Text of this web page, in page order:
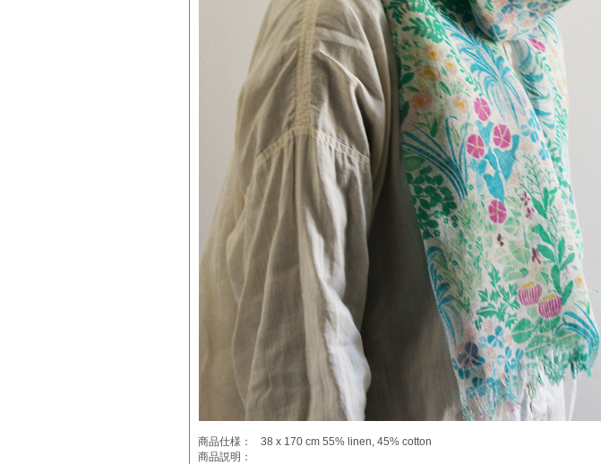
商品仕様：
38 x 170 cm 55% linen, 45% cotton
商品説明：